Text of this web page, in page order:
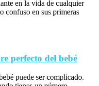
en la vida de cualquier
confuso en sus primeras
perfecto del bebé
puede ser complicado.